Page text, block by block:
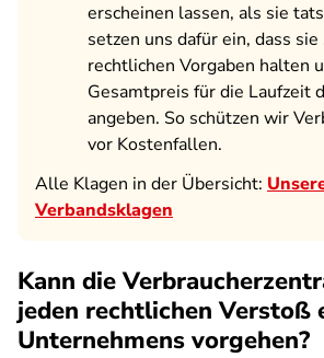
erscheinen lassen, als sie
setzen uns dafür ein, dass sie
rechtlichen Vorgaben halten
Gesamtpreis für die Laufzeit
angeben. So schützen wir
vor Kostenfallen.
Alle Klagen in der Übersicht:
Verbandsklagen
Kann die
jeden rechtlichen Verstoß
Unternehmens vorgehen?